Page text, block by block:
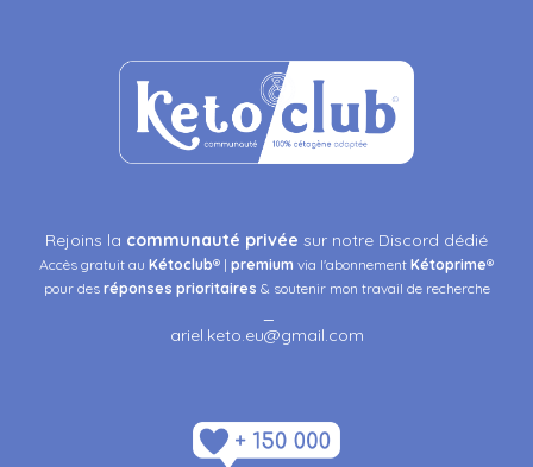
Rejoins la communauté privée sur notre Discord dédié
Accès gratuit au Kétoclub® | premium via l'abonnement Kétoprime®
pour des réponses prioritaires & soutenir mon travail de recherche
ariel.keto.eu@gmail.com